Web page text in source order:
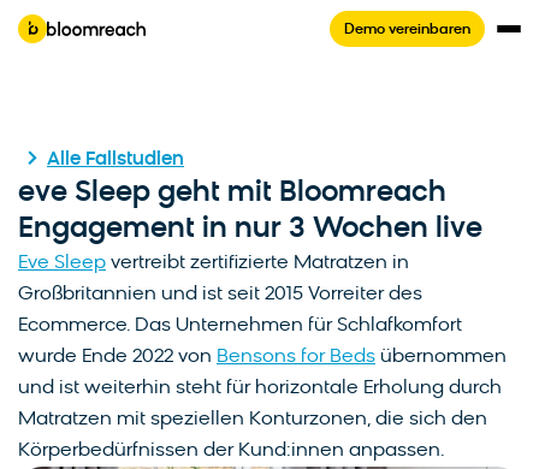
Demo vereinbaren
Alle Fallstudien
eve Sleep geht mit Bloomreach
Engagement in nur 3 Wochen live
Eve Sleep vertreibt zertifizierte Matratzen in
Großbritannien und ist seit 2015 Vorreiter des
Ecommerce. Das Unternehmen für Schlafkomfort
wurde Ende 2022 von Bensons for Beds übernommen
und ist weiterhin steht für horizontale Erholung durch
Matratzen mit speziellen Konturzonen, die sich den
Körperbedürfnissen der Kund:innen anpassen.